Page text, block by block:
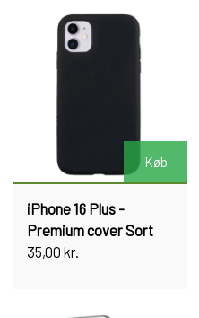
Køb
iPhone 16 Plus -
Premium cover Sort
35,00 kr.